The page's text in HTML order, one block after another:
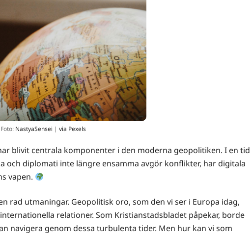
Foto: NastyaSensei |via Pexels
blivit centrala komponenter i den moderna geopolitiken. I en tid
diplomati inte längre ensamma avgör konflikter, har digitala
vapen.
rad utmaningar. Geopolitisk oro, som den vi ser i Europa idag,
relationer. Som Kristianstadsbladet påpekar, borde
navigera genom dessa turbulenta tider. Men hur kan vi som